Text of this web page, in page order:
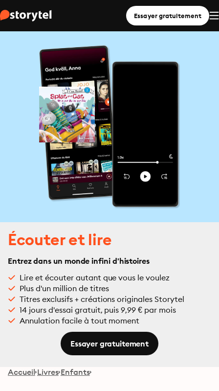
Essayer gratuitement
Écouter et lire
Entrez dans un monde infini d'histoires
Lire et écouter autant que vous le voulez
Plus d'un million de titres
Titres exclusifs + créations originales Storytel
14 jours d'essai gratuit, puis 9,99 € par mois
Annulation facile à tout moment
Essayer gratuitement
Accueil Livres Enfants